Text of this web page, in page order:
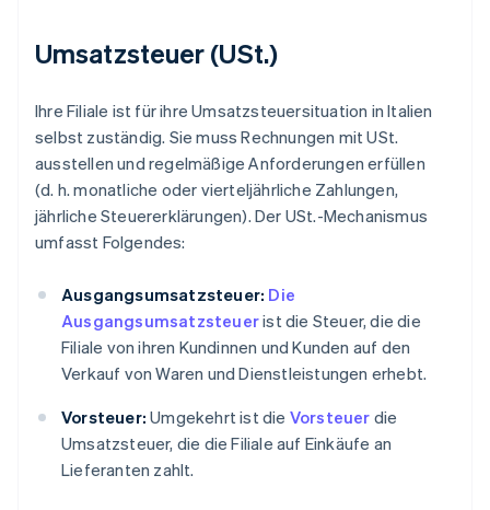
Umsatzsteuer (USt.)
Ihre Filiale ist für ihre Umsatzsteuersituation in Italien
selbst zuständig. Sie muss Rechnungen mit USt.
ausstellen und regelmäßige Anforderungen erfüllen
(d. h. monatliche oder vierteljährliche Zahlungen,
jährliche Steuererklärungen). Der USt.-Mechanismus
umfasst Folgendes:
Ausgangsumsatzsteuer: Die
Ausgangsumsatzsteuerist die Steuer, die die
Filiale von ihren Kundinnen und Kunden auf den
Verkauf von Waren und Dienstleistungen erhebt.
Vorsteuer: Umgekehrt ist die Vorsteuer die
Umsatzsteuer, die die Filiale auf Einkäufe an
Lieferanten zahlt.